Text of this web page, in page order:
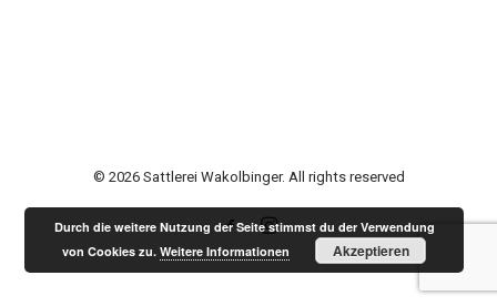
© 2026 Sattlerei Wakolbinger. All rights reserved
Durch die weitere Nutzung der Seite stimmst du der Verwendung
von Cookies zu.Weitere Informationen Akzeptieren